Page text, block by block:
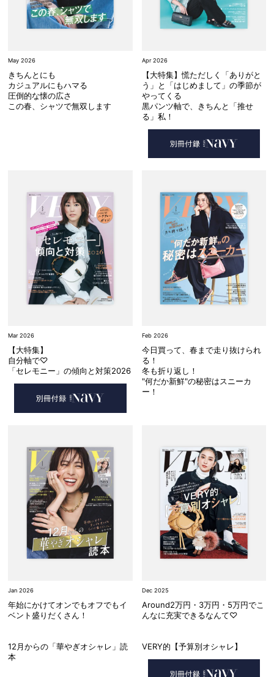
May 2026
きちんとにも
カジュアルにもハマる
圧倒的な懐の広さ
この春、シャツで無双します
Apr 2026
【大特集】慌ただしく「ありがと
う」と「はじめまして」の季節が
やってくる
黒パンツ軸で、きちんと「推せ
る」私！
Mar 2026
【大特集】
自分軸で♡
「セレモニー」の傾向と対策2026
Feb 2026
今日買って、春まで走り抜けられ
る！
冬も折り返し！
"何だか新鮮"の秘密はスニーカ
ー！
Jan 2026
年始にかけてオンでもオフでもイ
ベント盛りだくさん！
12月からの「華やぎオシャレ」読
本
Dec 2025
Around2万円・3万円・5万円でこ
んなに充実できるなんて♡
VERY的【予算別オシャレ】